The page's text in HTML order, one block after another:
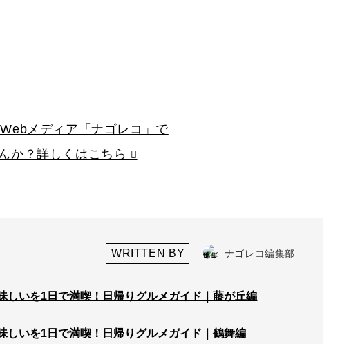
メディア「ナゴレコ」で
か？詳しくはこちら
WRITTEN BY ナゴレコ編集部
しいを1日で満喫！日帰りグルメガイド｜藤が丘編
しいを1日で満喫！日帰りグルメガイド｜鶴舞編